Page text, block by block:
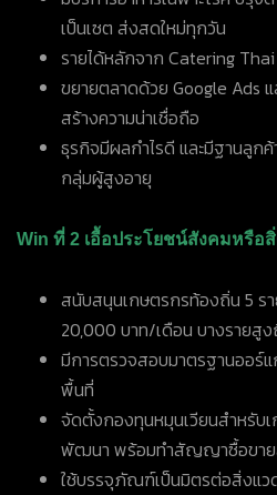
เป็นเซต ส่งสดใหม่ทุกวัน
รายได้หลักจาก Catering Thai
ขยายตลาดด้วย Google Ads
สร้างความน่าเชื่อถือ
ธุรกิจมีผลกำไรดี และมีฐานลูกค้
กลุ่มผู้สูงอายุ
Win ที่ 2 เอื้อประโยชน์สังคมหรือ
สนับสนุนเกษตรกรท้องถิ่น 5 ร
20,000 บาท/เดือน บางรายสู
มีการตรวจสอบมาตรฐานออร์
พื้นที่
จัดตั้งกองทุนหมุนเวียนสำหรับ
พัฒนา พร้อมทำสัญญาซื้อขาย
ใช้บรรจุภัณฑ์เป็นมิตรต่อสิ่งแว